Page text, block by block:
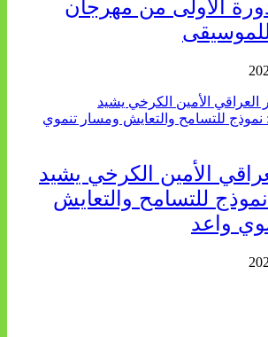
الأولى من مهرجان
للموسيقى
الأمين الكرخي يشيد
للتسامح والتعايش
واعد